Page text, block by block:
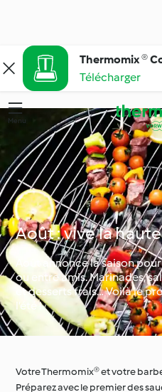
Thermomix ®
Télécharger
Menu
Août : vive la
Août annonce la saison
ou entre amis. Marinades,
et desserts frais… Voilà le
l’été !
Votre Thermomix® et votre
Préparez avec le premier des